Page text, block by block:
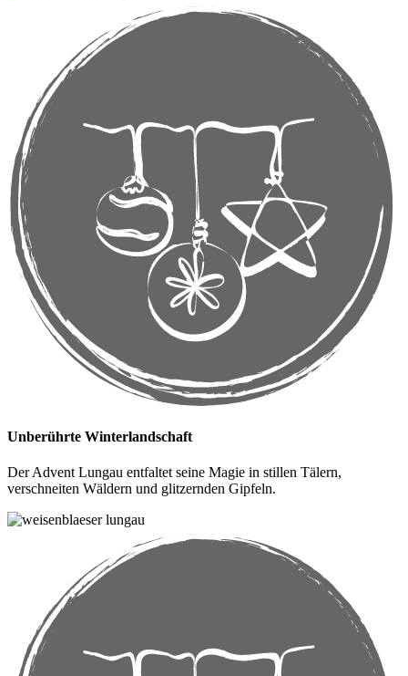
Unberührte Winterlandschaft
Der Advent Lungau entfaltet seine Magie in stillen Tälern,
verschneiten Wäldern und glitzernden Gipfeln.